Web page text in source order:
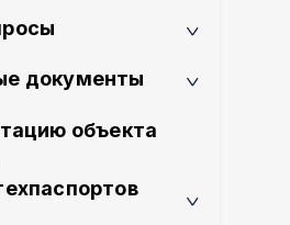
документы
объекта